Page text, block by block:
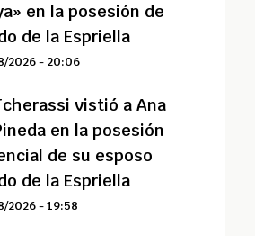
en la posesión de
de la Espriella
2026 - 20:06
vistió a Ana
en la posesión
de su esposo
de la Espriella
2026 - 19:58